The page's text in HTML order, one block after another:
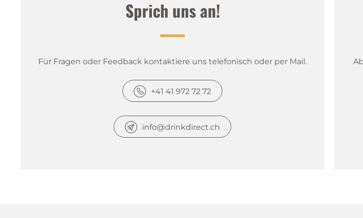
Sprich uns an!
Für Fragen oder Feedback kontaktiere uns telefonisch oder per Mail.
+41 41 972 72 72
info@drinkdirect.ch